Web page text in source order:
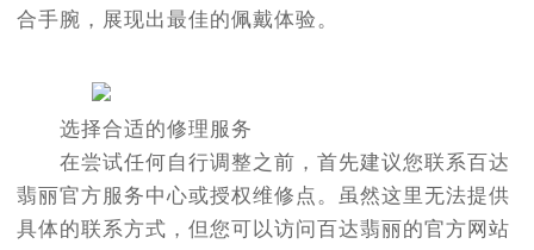
合手腕，展现出最佳的佩戴体验。
选择合适的修理服务
在尝试任何自行调整之前，首先建议您联系百达
翡丽官方服务中心或授权维修点。虽然这里无法提供
具体的联系方式，但您可以访问百达翡丽的官方网站